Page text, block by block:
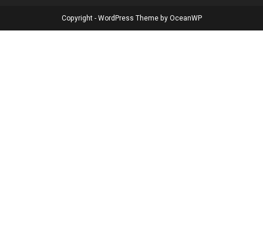
Copyright - WordPress Theme by OceanWP